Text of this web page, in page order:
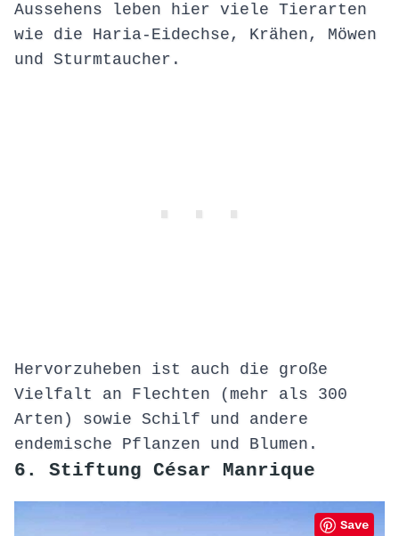
Aussehens leben hier viele Tierarten
wie die Haria-Eidechse, Krähen, Möwen
und Sturmtaucher.
Hervorzuheben ist auch die große
Vielfalt an Flechten (mehr als 300
Arten) sowie Schilf und andere
endemische Pflanzen und Blumen.
6. Stiftung César Manrique
Save